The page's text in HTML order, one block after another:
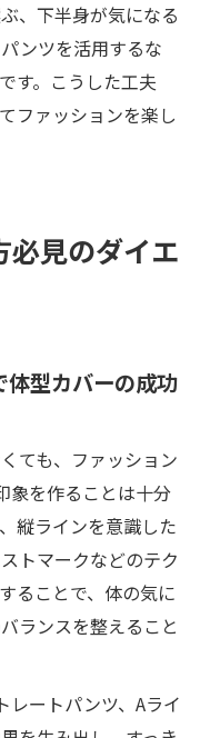
、下半身が気になる
ンツを活用するな
す。こうした工夫
ファッションを楽し
必見のダイエ
型カバーの成功
ても、ファッション
象を作ることは十分
縦ラインを意識した
トマークなどのテク
ることで、体の気に
ランスを整えること
レートパンツ、Aライ